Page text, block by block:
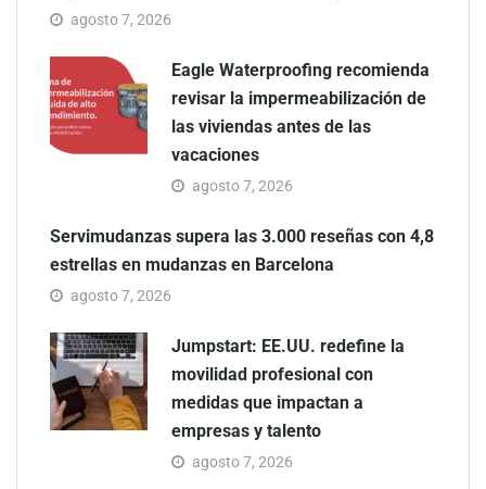
agosto 7, 2026
Eagle Waterproofing recomienda
revisar la impermeabilización de
las viviendas antes de las
vacaciones
agosto 7, 2026
Servimudanzas supera las 3.000 reseñas con 4,8
estrellas en mudanzas en Barcelona
agosto 7, 2026
Jumpstart: EE.UU. redefine la
movilidad profesional con
medidas que impactan a
empresas y talento
agosto 7, 2026